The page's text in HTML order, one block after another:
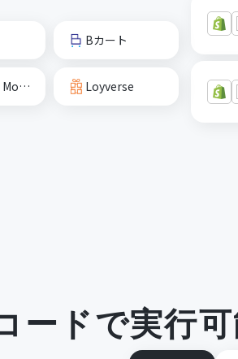
Bカート
Dynamic Mockups Loyverse
ードで実行